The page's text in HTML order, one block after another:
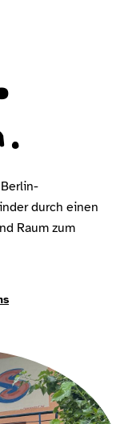
durch einen
Raum zum